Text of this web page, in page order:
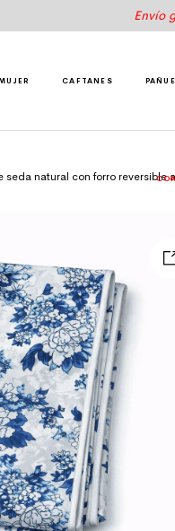
Envío
CAFTANES
seda natural con forro reversible